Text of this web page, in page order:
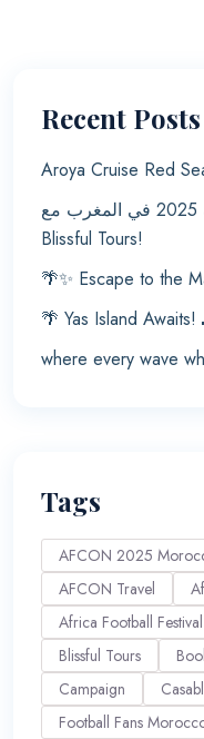
Recent Posts
Aroya Cruise Red
اكتشف كأس الأمم الإفريقية 2025 في المغرب مع
Blissful Tours!
🌴✨ Escape to the
🌴 Yas Island Awaits!
where every wave
Tags
AFCON 2025
AFCON Travel
Africa Football Festival
Blissful Tours
Campaign
Football Fans